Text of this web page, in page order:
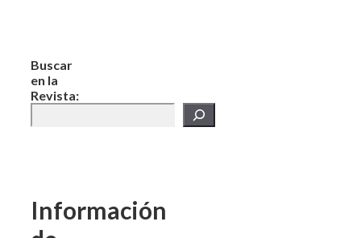
Buscar
en la
Revista:
Información